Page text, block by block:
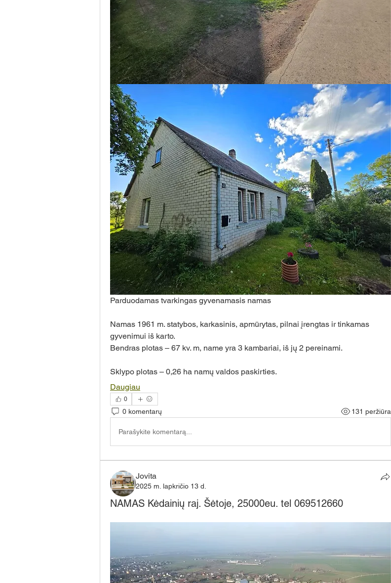
Parduodamas tvarkingas gyvenamasis namas
Namas 1961 m. statybos, karkasinis, apmūrytas, pilnai įrengtas ir tinkamas
gyvenimui iš karto.
Bendras plotas – 67 kv. m, name yra 3 kambariai, iš jų 2 pereinami.
Sklypo plotas – 0,26 ha namų valdos paskirties.
Daugiau
0
0 komentarų 131 peržiūra
Parašykite komentarą...
Jovita
2025 m. lapkričio 13 d.
NAMAS Kėdainių raj. Šėtoje, 25000eu. tel 069512660